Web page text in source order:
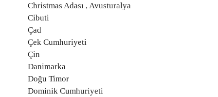
Christmas Adası , Avusturalya
Cibuti
Çad
Çek Cumhuriyeti
Çin
Danimarka
Doğu Timor
Dominik Cumhuriyeti